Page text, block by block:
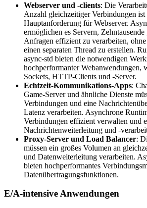
Webserver und -clients: Die
Anzahl gleichzeitiger Verbindungen ist
Hauptanforderung für Webserver.
ermöglichen es Servern,
Anfragen effizient zu verarbeiten,
einen separaten Thread zu erstellen.
async-std bieten die notwendigen
hochperformanter
Sockets, HTTP-Clients und -Server.
Echtzeit-Kommunikations-Apps:
Game-Server und ähnliche Dienste
Verbindungen und eine
Latenz verarbeiten. Asynchrone
Verbindungen effizient verwalten und
Nachrichtenweiterleitung und -
Proxy-Server und Load Balancer:
müssen ein großes Volumen an
und Datenweiterleitung verarbeiten.
bieten hochperformantes
Datenübertragungsfunktionen.
E/A-intensive Anwendungen